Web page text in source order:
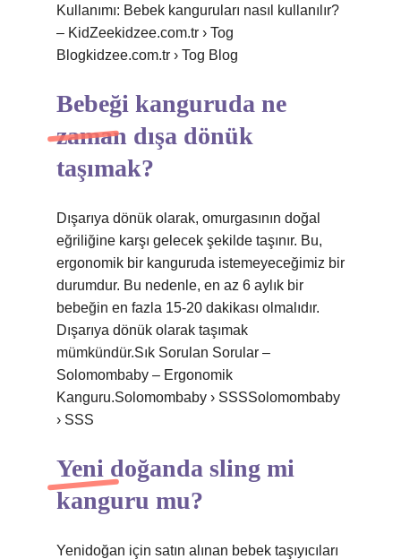
Kullanımı: Bebek kanguruları nasıl kullanılır?
– KidZeekidzee.com.tr › Tog
Blogkidzee.com.tr › Tog Blog
Bebeği kanguruda ne
zaman dışa dönük
taşımak?
Dışarıya dönük olarak, omurgasının doğal
eğriliğine karşı gelecek şekilde taşınır. Bu,
ergonomik bir kanguruda istemeyeceğimiz bir
durumdur. Bu nedenle, en az 6 aylık bir
bebeğin en fazla 15-20 dakikası olmalıdır.
Dışarıya dönük olarak taşımak
mümkündür.Sık Sorulan Sorular –
Solomombaby – Ergonomik
Kanguru.Solomombaby › SSSSolomombaby
› SSS
Yeni doğanda sling mi
kanguru mu?
Yenidoğan için satın alınan bebek taşıyıcıları